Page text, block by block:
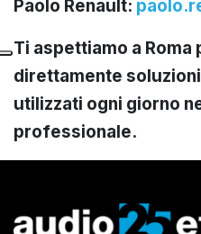
Paolo Renault:
Ti aspettiamo a Roma
direttamente
utilizzati ogni giorno
professionale.